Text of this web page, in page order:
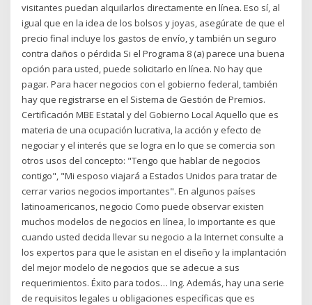
visitantes puedan alquilarlos directamente en línea. Eso sí, al
igual que en la idea de los bolsos y joyas, asegúrate de que el
precio final incluye los gastos de envío, y también un seguro
contra daños o pérdida Si el Programa 8 (a) parece una buena
opción para usted, puede solicitarlo en línea. No hay que
pagar. Para hacer negocios con el gobierno federal, también
hay que registrarse en el Sistema de Gestión de Premios.
Certificación MBE Estatal y del Gobierno Local Aquello que es
materia de una ocupación lucrativa, la acción y efecto de
negociar y el interés que se logra en lo que se comercia son
otros usos del concepto: "Tengo que hablar de negocios
contigo", "Mi esposo viajará a Estados Unidos para tratar de
cerrar varios negocios importantes". En algunos países
latinoamericanos, negocio Como puede observar existen
muchos modelos de negocios en línea, lo importante es que
cuando usted decida llevar su negocio a la Internet consulte a
los expertos para que le asistan en el diseño y la implantación
del mejor modelo de negocios que se adecue a sus
requerimientos. Éxito para todos… Ing. Además, hay una serie
de requisitos legales u obligaciones específicas que es